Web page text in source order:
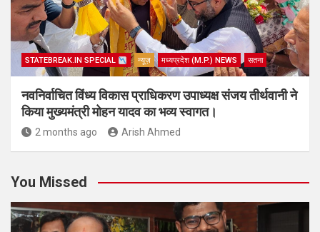
STATEBREAK.IN SPECIAL न्यूज़ मध्यप्रदेश (M.P.) NEWS सतना
नवनिर्वाचित विंध्य विकास प्राधिकरण उपाध्यक्ष संजय तीर्थवानी ने
किया मुख्यमंत्री मोहन यादव का भव्य स्वागत।
2 months ago Arish Ahmed
You Missed